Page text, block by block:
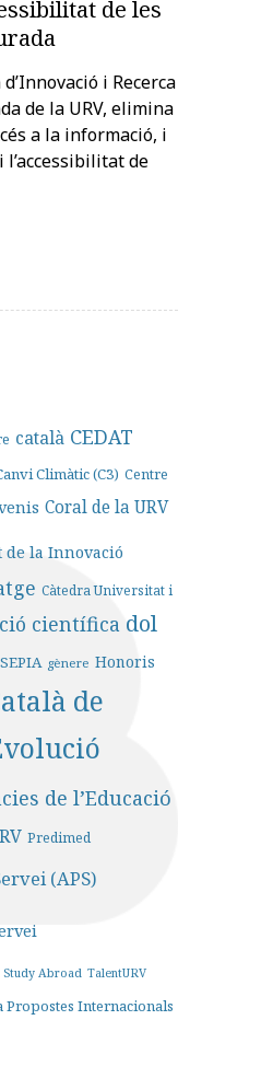
de les
i Recerca
de la URV, elimina
a la informació, i
de
català CEDAT
Climàtic (C3) Centre
Coral de la URV
de la Innovació
Càtedra Universitat i
científica dol
gènere Honoris
de
de l’Educació
Predimed
(APS)
Study Abroad TalentURV
Propostes Internacionals